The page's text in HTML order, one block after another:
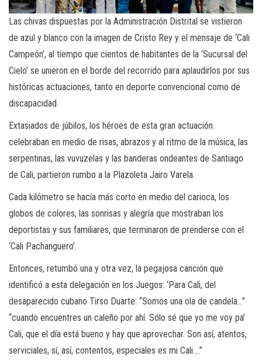
Las chivas dispuestas por la Administración Distrital se vistieron
de azul y blanco con la imagen de Cristo Rey y el mensaje de ‘Cali
Campeón’, al tiempo que cientos de habitantes de la ‘Sucursal del
Cielo’ se unieron en el borde del recorrido para aplaudirlos por sus
históricas actuaciones, tanto en deporte convencional como de
discapacidad.
Extasiados de júbilos, los héroes de esta gran actuación
celebraban en medio de risas, abrazos y al ritmo de la música, las
serpentinas, las vuvuzelas y las banderas ondeantes de Santiago
de Cali, partieron rumbo a la Plazoleta Jairo Varela.
Cada kilómetro se hacía más corto en medio del carioca, los
globos de colores, las sonrisas y alegría que mostraban los
deportistas y sus familiares, que terminaron de prenderse con el
‘Cali Pachanguero’.
Entonces, retumbó una y otra vez, la pegajosa canción que
identificó a esta delegación en los Juegos: ‘Para Cali, del
desaparecido cubano Tirso Duarte: “Somos una ola de candela…”
“cuando encuentres un caleño por ahí. Sólo sé que yo me voy pa’
Cali, que el día está bueno y hay que aprovechar. Son así, atentos,
serviciales, sí, así, contentos, especiales es mi Cali….”